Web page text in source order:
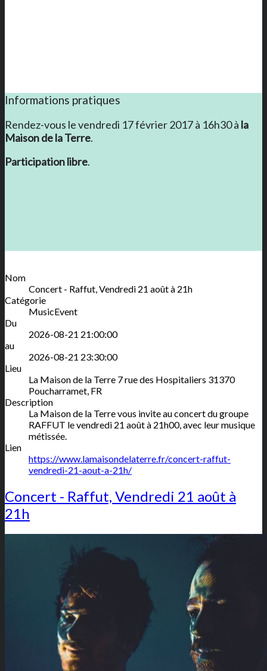
Informations pratiques
Rendez-vous le vendredi 17 février 2017 à 16h30 à la
Maison de la Terre.
Participation libre.
Nom
Concert - Raffut, Vendredi 21 août à 21h
Catégorie
MusicEvent
Du
2026-08-21 21:00:00
au
2026-08-21 23:30:00
Lieu
La Maison de la Terre 7 rue des Hospitaliers 31370
Poucharramet, FR
Description
La Maison de la Terre vous invite au concert du groupe
RAFFUT le vendredi 21 août à 21h00, avec leur musique
métissée.
Lien
https://www.lamaisondelaterre.fr/concert-raffut-
vendredi-21-aout-a-21h/
Concert - Raffut, Vendredi 21 août à
21h